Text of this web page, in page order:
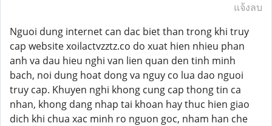
แจ้งลบ
Nguoi dung internet can dac biet than trong khi truy
cap website xoilactvzztz.co do xuat hien nhieu phan
anh va dau hieu nghi van lien quan den tinh minh
bach, noi dung hoat dong va nguy co lua dao nguoi
truy cap. Khuyen nghi khong cung cap thong tin ca
nhan, khong dang nhap tai khoan hay thuc hien giao
dich khi chua xac minh ro nguon goc, nham han che